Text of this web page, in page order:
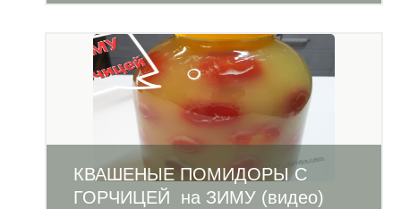
КВАШЕНЫЕ ПОМИДОРЫ С
ГОРЧИЦЕЙ на ЗИМУ (видео)